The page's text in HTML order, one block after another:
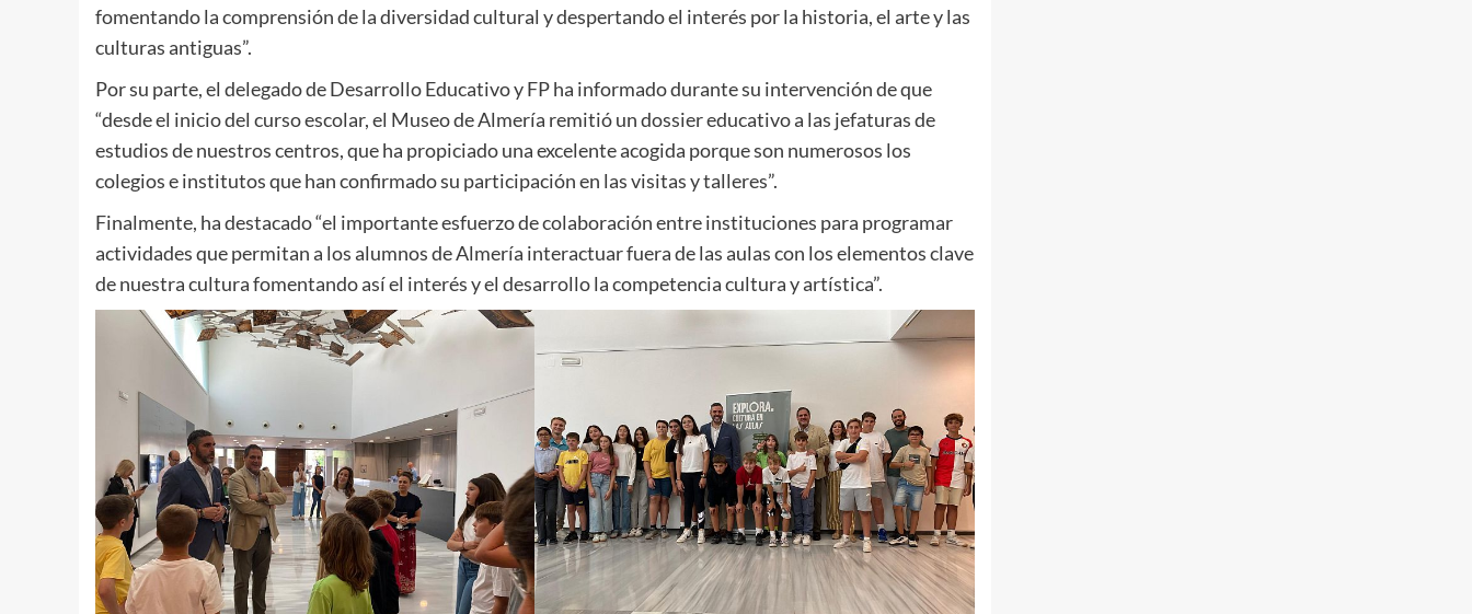
fomentando la comprensión de la diversidad cultural y despertando el interés por la historia, el arte y las
culturas antiguas”.
Por su parte, el delegado de Desarrollo Educativo y FP ha informado durante su intervención de que
“desde el inicio del curso escolar, el Museo de Almería remitió un dossier educativo a las jefaturas de
estudios de nuestros centros, que ha propiciado una excelente acogida porque son numerosos los
colegios e institutos que han confirmado su participación en las visitas y talleres”.
Finalmente, ha destacado “el importante esfuerzo de colaboración entre instituciones para programar
actividades que permitan a los alumnos de Almería interactuar fuera de las aulas con los elementos clave
de nuestra cultura fomentando así el interés y el desarrollo la competencia cultura y artística”.